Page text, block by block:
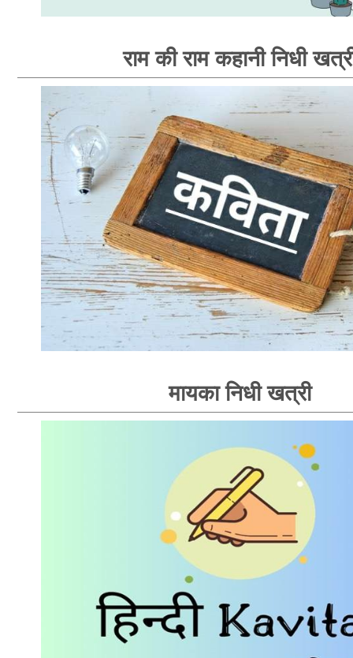
राम की राम कहानी निधी
मायका निधी खत्री